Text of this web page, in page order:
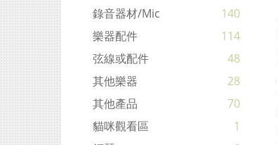
錄音器材/mic
140
樂器配件
114
弦線或配件
48
其他樂器
28
其他產品
70
貓咪觀看區
1